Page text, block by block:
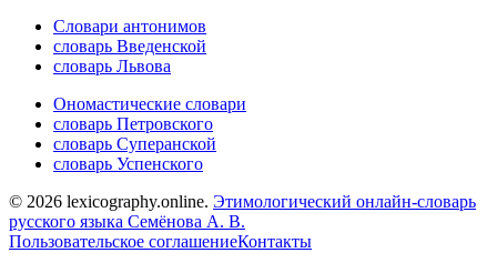
Словари антонимов
словарь Введенской
словарь Львова
Ономастические словари
словарь Петровского
словарь Суперанской
словарь Успенского
© 2026 lexicography.online. Этимологический онлайн-словарь
русского языка Семёнова А. В.
Пользовательское соглашениеКонтакты